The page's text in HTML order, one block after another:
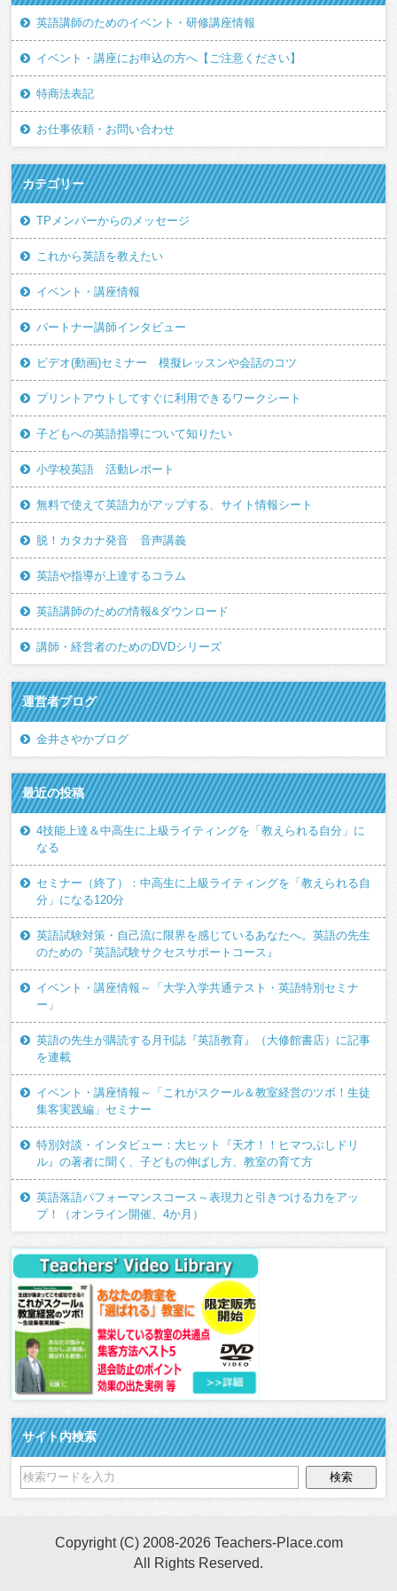
英語講師のためのイベント・研修講座情報
イベント・講座にお申込の方へ【ご注意ください】
特商法表記
お仕事依頼・お問い合わせ
カテゴリー
TPメンバーからのメッセージ
これから英語を教えたい
イベント・講座情報
パートナー講師インタビュー
ビデオ(動画)セミナー 模擬レッスンや会話のコツ
プリントアウトしてすぐに利用できるワークシート
子どもへの英語指導について知りたい
小学校英語 活動レポート
無料で使えて英語力がアップする、サイト情報シート
脱！カタカナ発音 音声講義
英語や指導が上達するコラム
英語講師のための情報&ダウンロード
講師・経営者のためのDVDシリーズ
運営者ブログ
金井さやかブログ
最近の投稿
4技能上達＆中高生に上級ライティングを「教えられる自分」に
なる
セミナー（終了）：中高生に上級ライティングを「教えられる自
分」になる120分
英語試験対策・自己流に限界を感じているあなたへ。英語の先生
のための『英語試験サクセスサポートコース』
イベント・講座情報～「大学入学共通テスト・英語特別セミナ
ー」
英語の先生が購読する月刊誌『英語教育』（大修館書店）に記事
を連載
イベント・講座情報～「これがスクール＆教室経営のツボ！生徒
集客実践編」セミナー
特別対談・インタビュー：大ヒット『天才！！ヒマつぶしドリ
ル』の著者に聞く、子どもの伸ばし方、教室の育て方
英語落語パフォーマンスコース～表現力と引きつける力をアッ
プ！（オンライン開催、4か月）
サイト内検索
Copyright (C) 2008-2026 Teachers-Place.com
All Rights Reserved.